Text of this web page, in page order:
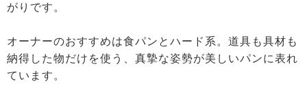
がりです。
オーナーのおすすめは食パンとハード系。道具も具材も
納得した物だけを使う、真摯な姿勢が美しいパンに表れ
ています。